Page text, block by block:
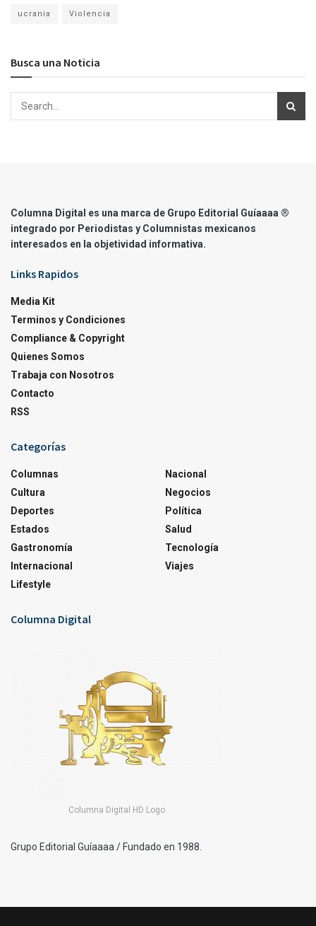
ucrania Violencia
Busca una Noticia
Columna Digital es una marca de Grupo Editorial Guíaaaa ®
integrado por Periodistas y Columnistas mexicanos
interesados en la objetividad informativa.
Links Rapidos
Media Kit
Terminos y Condiciones
Compliance & Copyright
Quienes Somos
Trabaja con Nosotros
Contacto
RSS
Categorías
Columnas
Cultura
Deportes
Estados
Gastronomía
Internacional
Lifestyle
Nacional
Negocios
Política
Salud
Tecnología
Viajes
Columna Digital
Columna Digital HD Logo
Grupo Editorial Guíaaaa / Fundado en 1988.